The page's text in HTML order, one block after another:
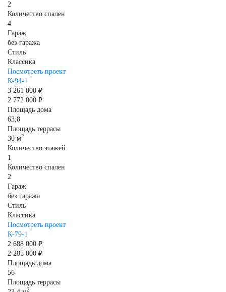
2
Количество спален
4
Гараж
без гаража
Стиль
Классика
Посмотреть проект
К-94-1
3 261 000 ₽
2 772 000 ₽
Площадь дома
63,8
Площадь террасы
30 м2
Количество этажей
1
Количество спален
2
Гараж
без гаража
Стиль
Классика
Посмотреть проект
К-79-1
2 688 000 ₽
2 285 000 ₽
Площадь дома
56
Площадь террасы
2